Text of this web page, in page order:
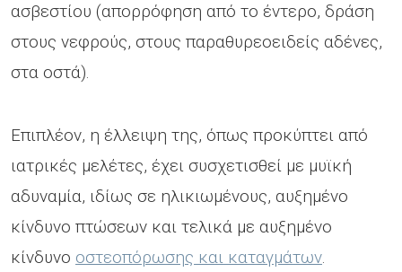
ασβεστίου (απορρόφηση από το έντερο, δράση
στους νεφρούς, στους παραθυρεοειδείς αδένες,
στα οστά).
Επιπλέον, η έλλειψη της, όπως προκύπτει από
ιατρικές μελέτες, έχει συσχετισθεί με μυϊκή
αδυναμία, ιδίως σε ηλικιωμένους, αυξημένο
κίνδυνο πτώσεων και τελικά με αυξημένο
κίνδυνο οστεοπόρωσης και καταγμάτων.